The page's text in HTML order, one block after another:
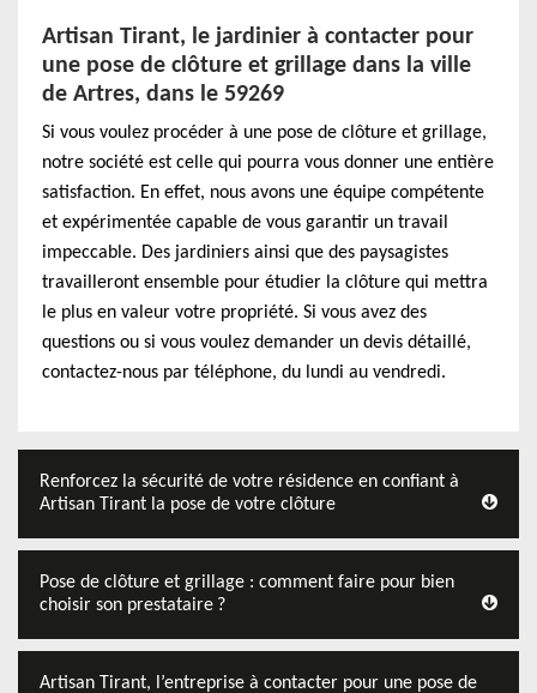
Artisan Tirant, le jardinier à contacter pour
une pose de clôture et grillage dans la ville
de Artres, dans le 59269
Si vous voulez procéder à une pose de clôture et grillage,
notre société est celle qui pourra vous donner une entière
satisfaction. En effet, nous avons une équipe compétente
et expérimentée capable de vous garantir un travail
impeccable. Des jardiniers ainsi que des paysagistes
travailleront ensemble pour étudier la clôture qui mettra
le plus en valeur votre propriété. Si vous avez des
questions ou si vous voulez demander un devis détaillé,
contactez-nous par téléphone, du lundi au vendredi.
Renforcez la sécurité de votre résidence en confiant à
Artisan Tirant la pose de votre clôture
Pose de clôture et grillage : comment faire pour bien
choisir son prestataire ?
Artisan Tirant, l’entreprise à contacter pour une pose de